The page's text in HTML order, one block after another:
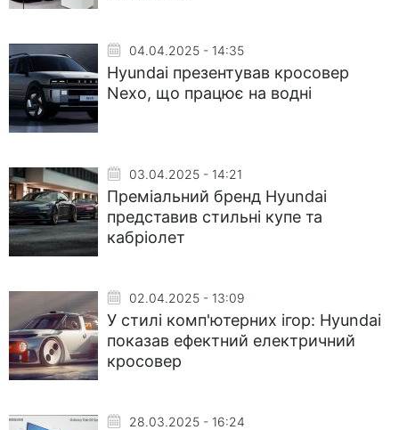
04.04.2025 - 14:35
Hyundai презентував кросовер
Nexo, що працює на водні
03.04.2025 - 14:21
Преміальний бренд Hyundai
представив стильні купе та
кабріолет
02.04.2025 - 13:09
У стилі комп'ютерних ігор: Hyundai
показав ефектний електричний
кросовер
28.03.2025 - 16:24